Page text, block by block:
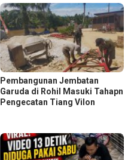
Pembangunan Jembatan
Garuda di Rohil Masuki Tahapn
Pengecatan Tiang Vilon